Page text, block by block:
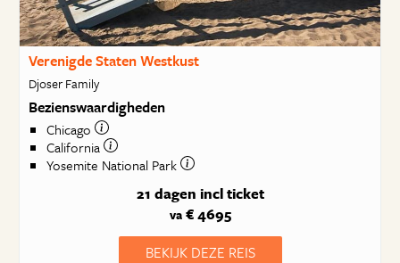
Verenigde Staten Westkust
Djoser Family
Bezienswaardigheden
Chicago
California
Yosemite National Park
21 dagen incl ticket
va€ 4695
BEKIJK DEZE REIS